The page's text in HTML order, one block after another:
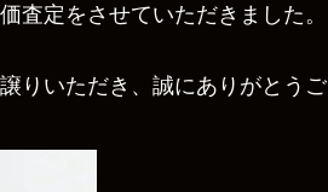
査定をさせていただきました。
りいただき、誠にありがとうご